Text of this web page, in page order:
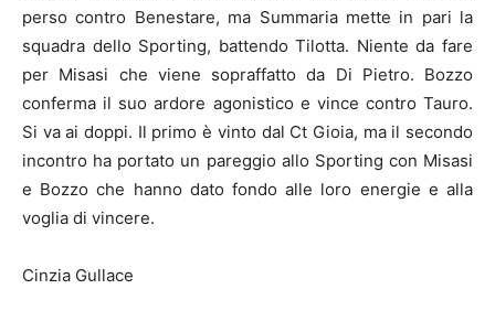
perso contro Benestare, ma Summaria mette in pari la
squadra dello Sporting, battendo Tilotta. Niente da fare
per Misasi che viene sopraffatto da Di Pietro. Bozzo
conferma il suo ardore agonistico e vince contro Tauro.
Si va ai doppi. Il primo è vinto dal Ct Gioia, ma il secondo
incontro ha portato un pareggio allo Sporting con Misasi
e Bozzo che hanno dato fondo alle loro energie e alla
voglia di vincere.
Cinzia Gullace